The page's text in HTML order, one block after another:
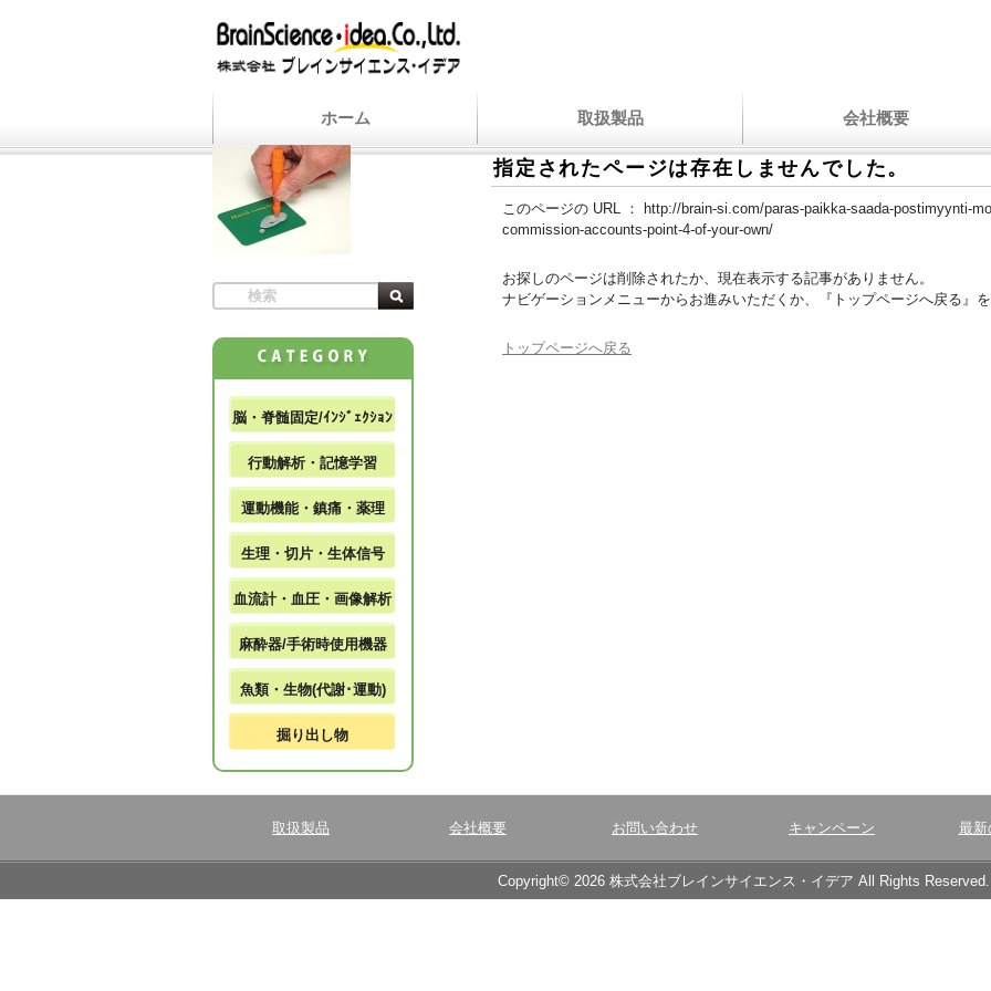
ホーム 取扱製品 会社概要
指定されたページは存在しませんでした。
このページの URL ：
http://brain-si.com/paras-paikka-saada-postimyynti-
commission-accounts-point-4-of-your-own/
お探しのページは削除されたか、現在表示する記事がありません。
ナビゲーションメニューからお進みいただくか、『トップページへ戻る』を
トップページへ戻る
脳・脊髄固定/ｲﾝｼﾞｪｸｼｮﾝ
行動解析・記憶学習
運動機能・鎮痛・薬理
生理・切片・生体信号
血流計・血圧・画像解析
麻酔器/手術時使用機器
魚類・生物(代謝･運動)
掘り出し物
取扱製品 会社概要 お問い合わせ キャンペーン 最新
Copyright© 2026 株式会社ブレインサイエンス・イデア All Rights Reserved.